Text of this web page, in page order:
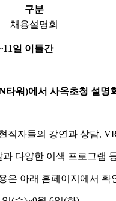
구분
채용설명회
일 이틀간
타워)에서 사옥초청 설명
직자들의 강연과 상담,
다양한 이색 프로그램
은 아래 홈페이지에서 확